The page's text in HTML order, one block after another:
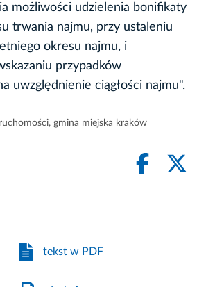
możliwości udzielenia bonifikaty
trwania najmu, przy ustaleniu
okresu najmu, i
przypadków
uwzględnienie ciągłości najmu".
, gmina miejska kraków
tekst w PDF